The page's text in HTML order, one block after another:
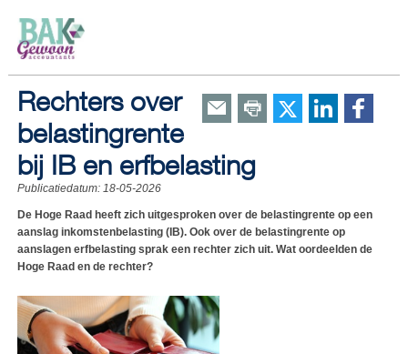
Rechters over
belastingrente
bij IB en erfbelasting
Publicatiedatum: 18-05-2026
De Hoge Raad heeft zich uitgesproken over de belastingrente op een
aanslag inkomstenbelasting (IB). Ook over de belastingrente op
aanslagen erfbelasting sprak een rechter zich uit. Wat oordeelden de
Hoge Raad en de rechter?